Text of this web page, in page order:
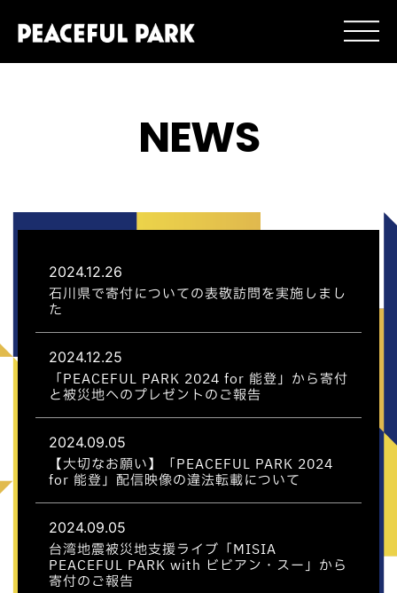
NEWS
2024.12.26
石川県で寄付についての表敬訪問を実施しまし
た
2024.12.25
「PEACEFUL PARK 2024 for 能登」から寄付
と被災地へのプレゼントのご報告
2024.09.05
【大切なお願い】「PEACEFUL PARK 2024
for 能登」配信映像の違法転載について
2024.09.05
台湾地震被災地支援ライブ「MISIA
PEACEFUL PARK with ビビアン・スー」から
寄付のご報告